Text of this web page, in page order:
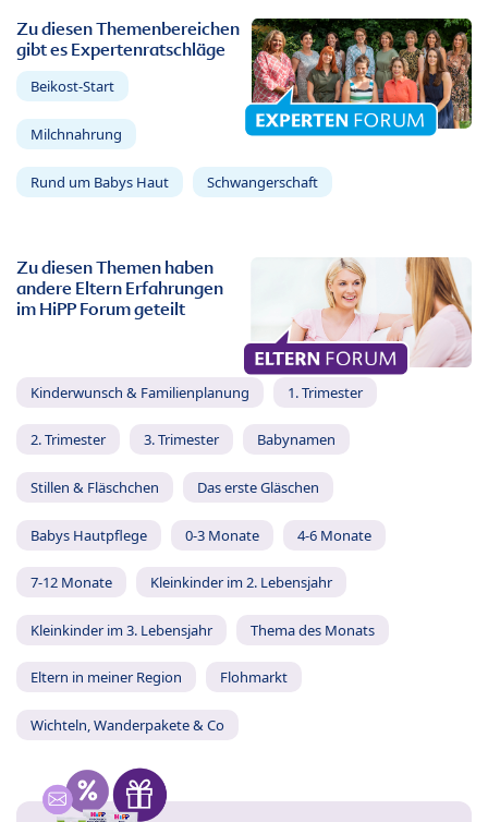
Zu diesen Themenbereichen
gibt es Expertenratschläge
Beikost-Start
Milchnahrung
Rund um Babys Haut Schwangerschaft
Zu diesen Themen haben
andere Eltern Erfahrungen
im HiPP Forum geteilt
Kinderwunsch & Familienplanung 1. Trimester
2. Trimester 3. Trimester Babynamen
Stillen & Fläschchen Das erste Gläschen
Babys Hautpflege 0-3 Monate 4-6 Monate
7-12 Monate Kleinkinder im 2. Lebensjahr
Kleinkinder im 3. Lebensjahr Thema des Monats
Eltern in meiner Region Flohmarkt
Wichteln, Wanderpakete & Co